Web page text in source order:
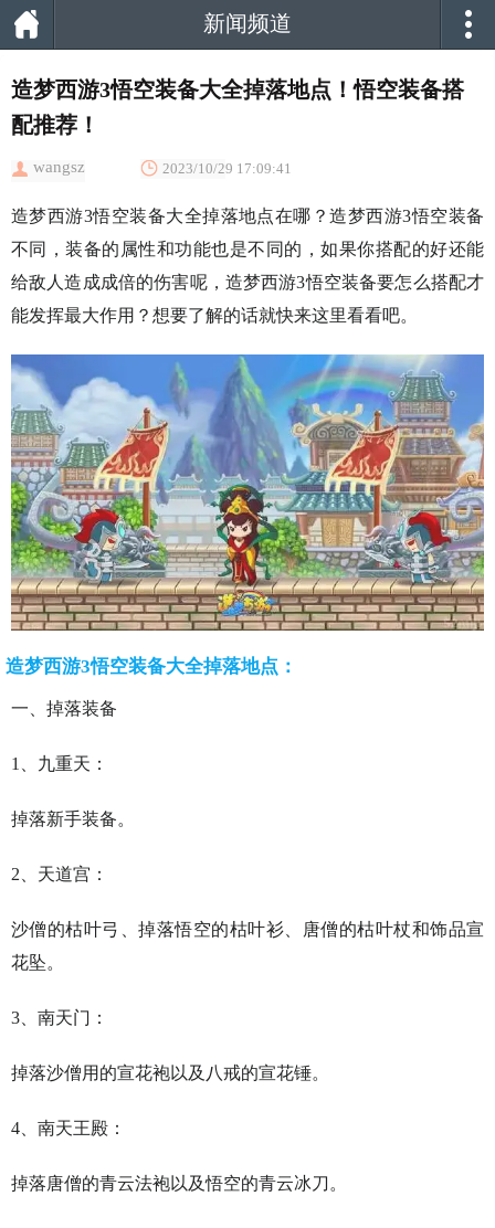
新闻频道
造梦西游3悟空装备大全掉落地点！悟空装备搭
配推荐！
wangsz 2023/10/29 17:09:41
造梦西游3悟空装备大全掉落地点在哪？造梦西游3悟空装备
不同，装备的属性和功能也是不同的，如果你搭配的好还能
给敌人造成成倍的伤害呢，造梦西游3悟空装备要怎么搭配才
能发挥最大作用？想要了解的话就快来这里看看吧。
造梦西游3悟空装备大全掉落地点：
一、掉落装备
1、九重天：
掉落新手装备。
2、天道宫：
沙僧的枯叶弓、掉落悟空的枯叶衫、唐僧的枯叶杖和饰品宣
花坠。
3、南天门：
掉落沙僧用的宣花袍以及八戒的宣花锤。
4、南天王殿：
掉落唐僧的青云法袍以及悟空的青云冰刀。